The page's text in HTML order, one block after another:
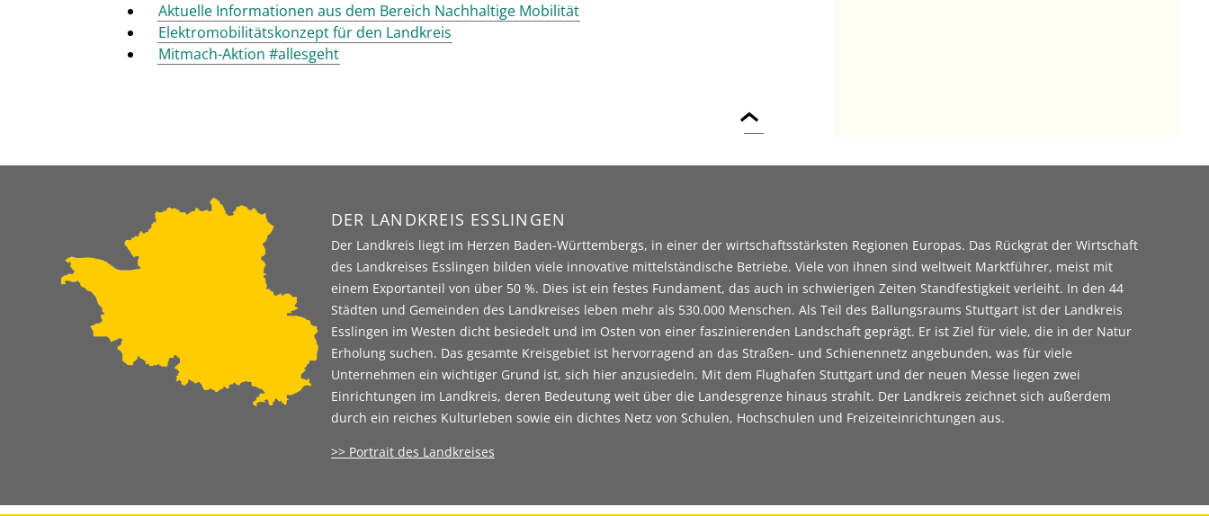
Aktuelle Informationen aus dem Bereich Nachhaltige Mobilität
Elektromobilitätskonzept für den Landkreis
Mitmach-Aktion #allesgeht
DER LANDKREIS ESSLINGEN
Der Landkreis liegt im Herzen Baden-Württembergs, in einer der wirtschaftsstärksten Regionen Europas. Das Rückgrat der Wirtschaft
des Landkreises Esslingen bilden viele innovative mittelständische Betriebe. Viele von ihnen sind weltweit Marktführer, meist mit
einem Exportanteil von über 50 %. Dies ist ein festes Fundament, das auch in schwierigen Zeiten Standfestigkeit verleiht. In den 44
Städten und Gemeinden des Landkreises leben mehr als 530.000 Menschen. Als Teil des Ballungsraums Stuttgart ist der Landkreis
Esslingen im Westen dicht besiedelt und im Osten von einer faszinierenden Landschaft geprägt. Er ist Ziel für viele, die in der Natur
Erholung suchen. Das gesamte Kreisgebiet ist hervorragend an das Straßen- und Schienennetz angebunden, was für viele
Unternehmen ein wichtiger Grund ist, sich hier anzusiedeln. Mit dem Flughafen Stuttgart und der neuen Messe liegen zwei
Einrichtungen im Landkreis, deren Bedeutung weit über die Landesgrenze hinaus strahlt. Der Landkreis zeichnet sich außerdem
durch ein reiches Kulturleben sowie ein dichtes Netz von Schulen, Hochschulen und Freizeiteinrichtungen aus.
>> Portrait des Landkreises